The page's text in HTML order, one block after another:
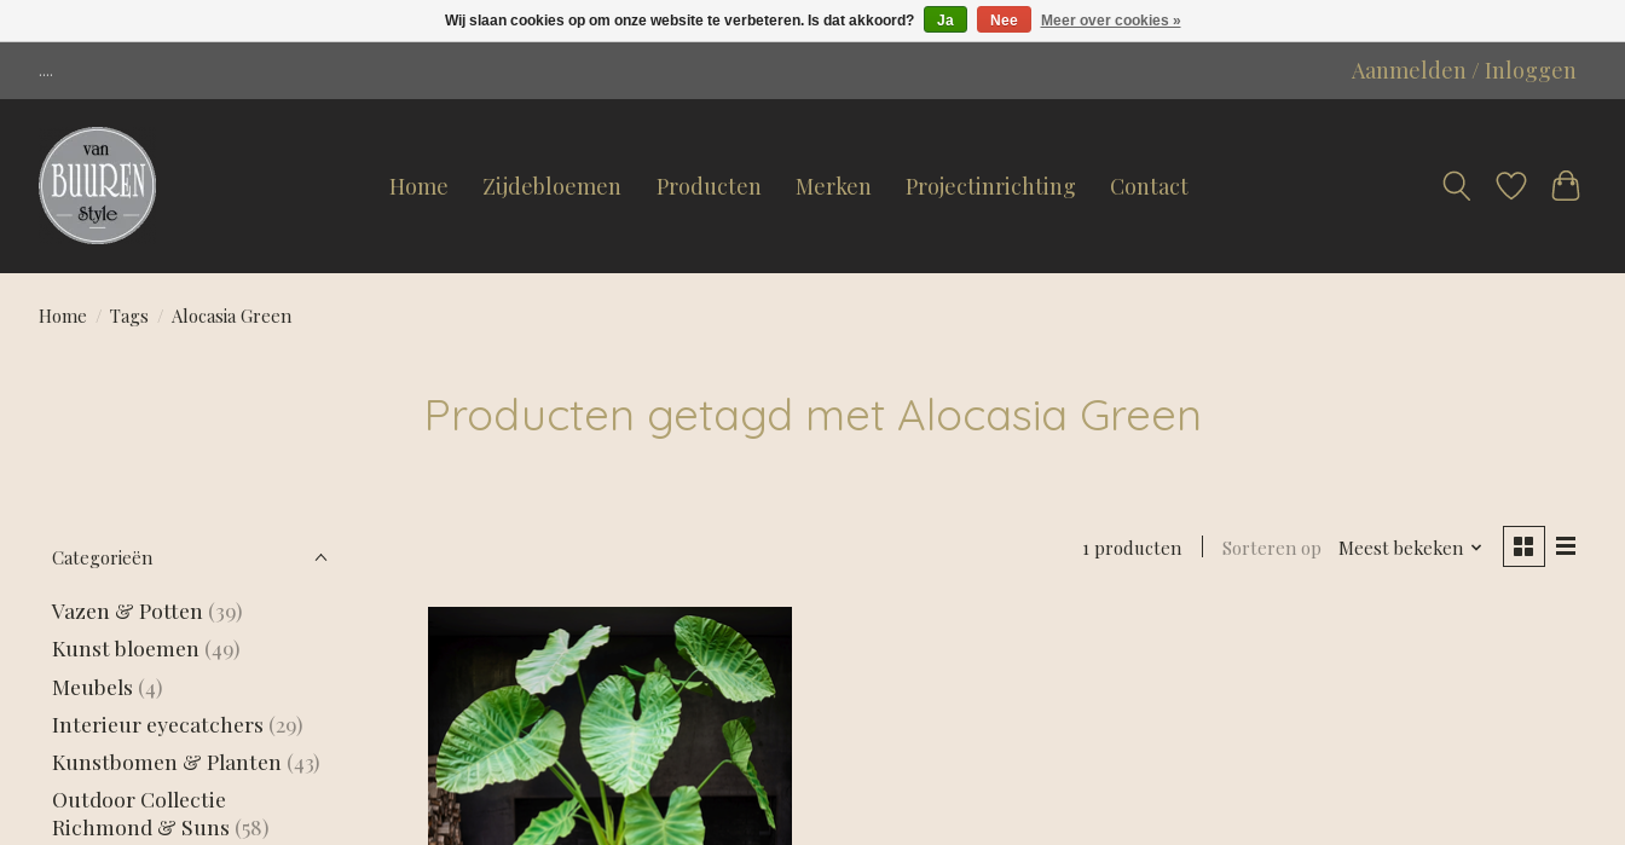
.... Aanmelden / Inloggen
Home Zijdebloemen Producten Merken Projectinrichting Contact
Home / Tags / Alocasia Green
Producten getagd met Alocasia Green
Categorieën
Vazen & Potten (39)
Kunst bloemen (49)
Meubels (4)
Interieur eyecatchers (29)
Kunstbomen & Planten (43)
Outdoor Collectie
Richmond & Suns (58)
1 producten Sorteren op Meest bekeken
Wij slaan cookies op om onze website te verbeteren. Is dat akkoord? Ja Nee Meer over cookies »